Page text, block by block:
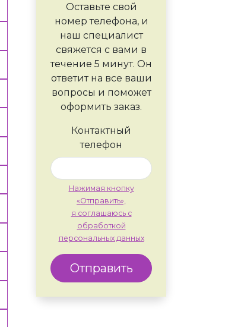
Оставьте свой
номер телефона, и
наш специалист
свяжется с вами в
течение 5 минут. Он
ответит на все ваши
вопросы и поможет
оформить заказ.
Контактный
телефон
Нажимая кнопку
«Отправить»,
я соглашаюсь с
обработкой
персональных данных
Отправить